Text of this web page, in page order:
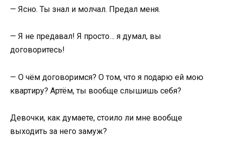
— Ясно. Ты знал и молчал. Предал меня.
— Я не предавал! Я просто… я думал, вы
договоритесь!
— О чём договоримся? О том, что я подарю ей мою
квартиру? Артём, ты вообще слышишь себя?
Девочки, как думаете, стоило ли мне вообще
выходить за него замуж?